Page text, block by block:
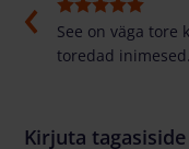
See on väga tore
toredad inimesed.
Kirjuta tagasiside